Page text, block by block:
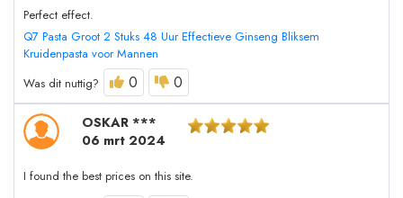
Perfect effect.
Q7 Pasta Groot 2 Stuks 48 Uur Effectieve Ginseng Bliksem
Kruidenpasta voor Mannen
Was dit nuttig?
0 0
OSKAR ***
06 mrt 2024
I found the best prices on this site.